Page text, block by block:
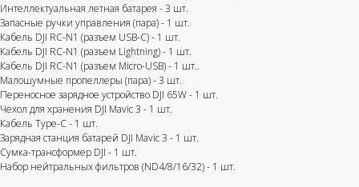
Интеллектуальная летная батарея - 3 шт.
Запасные ручки управления (пара) - 1 шт.
​​Кабель DJI RC-N1 (разъем USB-C) - 1 шт.
Кабель DJI RC-N1 (разъем Lightning) - 1 шт.
Кабель DJI RC-N1 (разъем Micro-USB) - 1 шт..
Малошумные пропеллеры (пара) - 3 шт.
​​Переносное зарядное устройство DJI 65W - 1 шт.
Чехол для хранения DJI Mavic 3 - 1 шт.
Кабель Type-C - 1 шт.
Зарядная станция батарей DJI Mavic 3 - 1 шт.
Сумка-трансформер DJI - 1 шт.
Набор нейтральных фильтров (ND4/8/16/32) - 1 шт.